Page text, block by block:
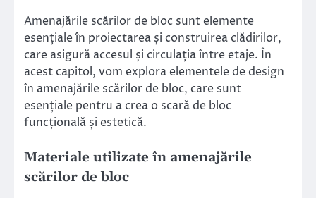
Amenajările scărilor de bloc sunt elemente
esențiale în proiectarea și construirea clădirilor,
care asigură accesul și circulația între etaje. În
acest capitol, vom explora elementele de design
în amenajările scărilor de bloc, care sunt
esențiale pentru a crea o scară de bloc
funcțională și estetică.
Materiale utilizate în amenajările
scărilor de bloc